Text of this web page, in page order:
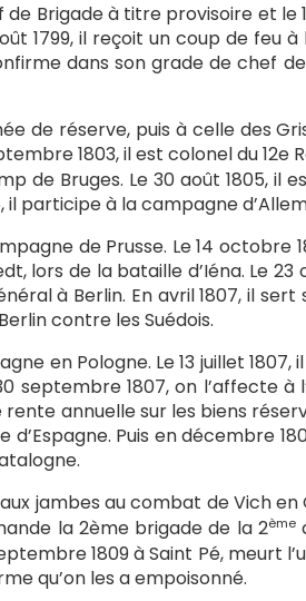
de Brigade à titre provisoire et le
1799, il reçoit un coup de feu
dans son grade de chef
de réserve, puis à celle des
1803, il est colonel du 12e
de Bruges. Le 30 août 1805, il
il participe à la campagne
de Prusse. Le 14
lors de la bataille d’Iéna. Le
à Berlin. En avril 1807, il sert
contre les Suédois.
en Pologne. Le 13 juillet
septembre 1807, on l’affecte à
annuelle sur les biens
d’Espagne. Puis en décembre
aux jambes au combat de Vich
la 2ème brigade de la 2ème
1809 à Saint Pé, meurt
qu’on les a empoisonné.